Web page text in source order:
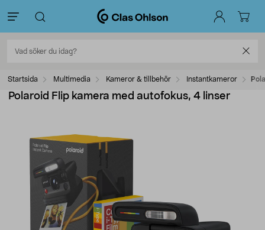
Startsida Multimedia Kameror & tillbehör Instantkameror
Polaroid Flip kamera med autofokus, 4 linser